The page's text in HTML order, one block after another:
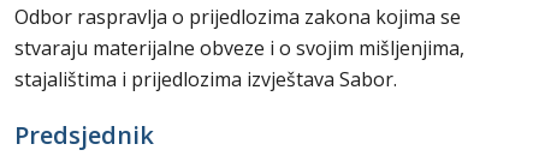
Odbor raspravlja o prijedlozima zakona kojima se
stvaraju materijalne obveze i o svojim mišljenjima,
stajalištima i prijedlozima izvještava Sabor.
Predsjednik